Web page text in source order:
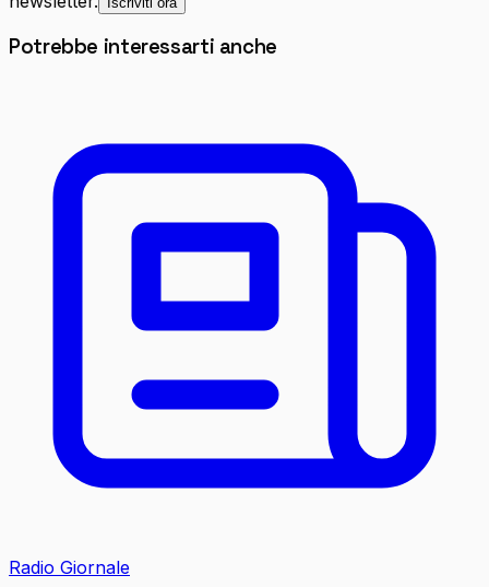
Potrebbe interessarti anche
Radio Giornale